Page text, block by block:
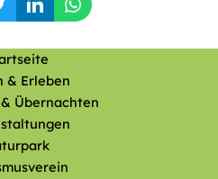
& Erleben
Übernachten